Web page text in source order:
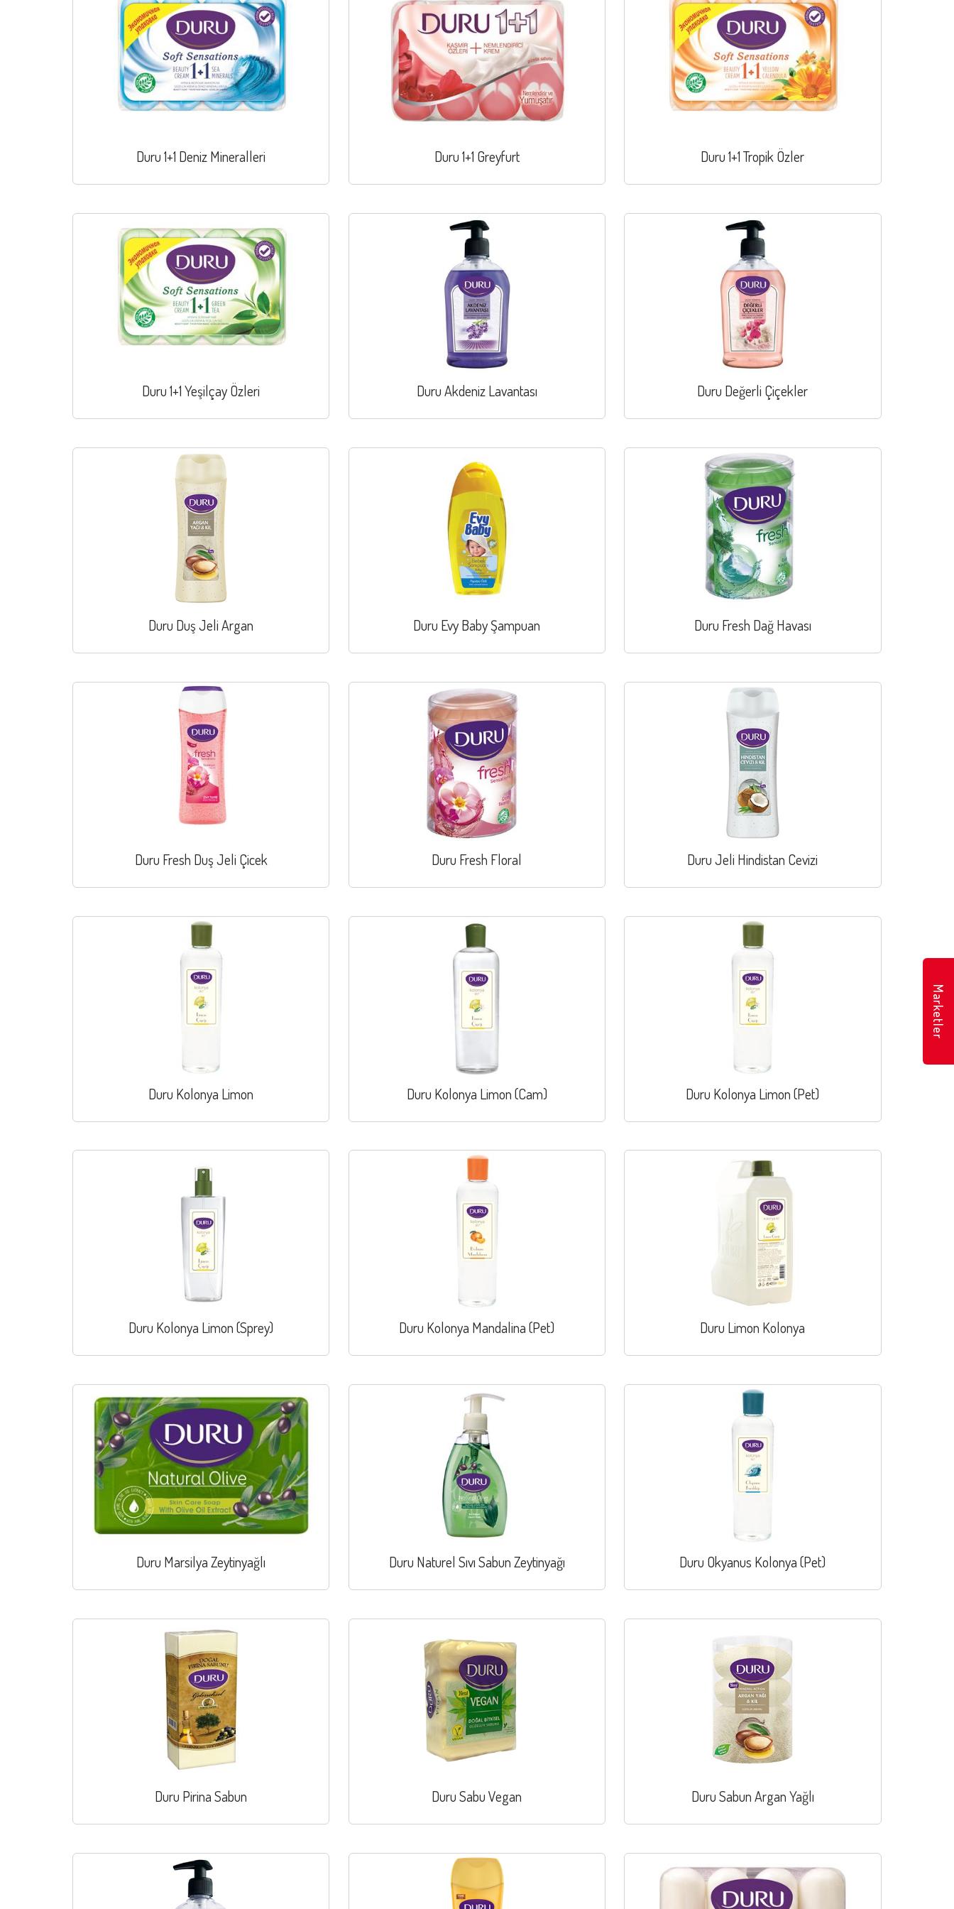
Duru 1+1 Deniz Mineralleri Duru 1+1 Greyfurt Duru 1+1 Tropik Özler
Duru 1+1 Yeşilçay Özleri Duru Akdeniz Lavantası Duru Değerli Çiçekler
Duru Duş Jeli Argan Duru Evy Baby Şampuan Duru Fresh Dağ Havası
Duru Fresh Duş Jeli Çicek Duru Fresh Floral Duru Jeli Hindistan Cevizi
Duru Kolonya Limon Duru Kolonya Limon (Cam) Duru Kolonya Limon (Pet)
Duru Kolonya Limon (Sprey) Duru Kolonya Mandalina (Pet) Duru Limon Kolonya
Duru Marsilya Zeytinyağlı Duru Naturel Sıvı Sabun Zeytinyağı Duru Okyanus Kolonya (Pet)
Duru Pirina Sabun Duru Sabu Vegan Duru Sabun Argan Yağlı
Marketler